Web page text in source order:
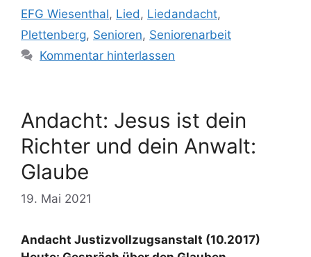
EFG Wiesenthal, Lied , Liedandacht,
Plettenberg, Senioren, Seniorenarbeit
Kommentar hinterlassen
Andacht: Jesus ist dein
Richter und dein Anwalt:
Glaube
19. Mai 2021
Andacht Justizvollzugsanstalt (10.2017)